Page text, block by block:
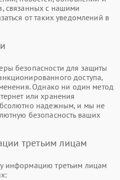
связанных с нашими
от таких уведомлений в
безопасности для защиты
доступа,
Однако ни один метод
или хранения
надежным, и мы не
безопасность ваших
третьим лицам
информацию третьим лицам